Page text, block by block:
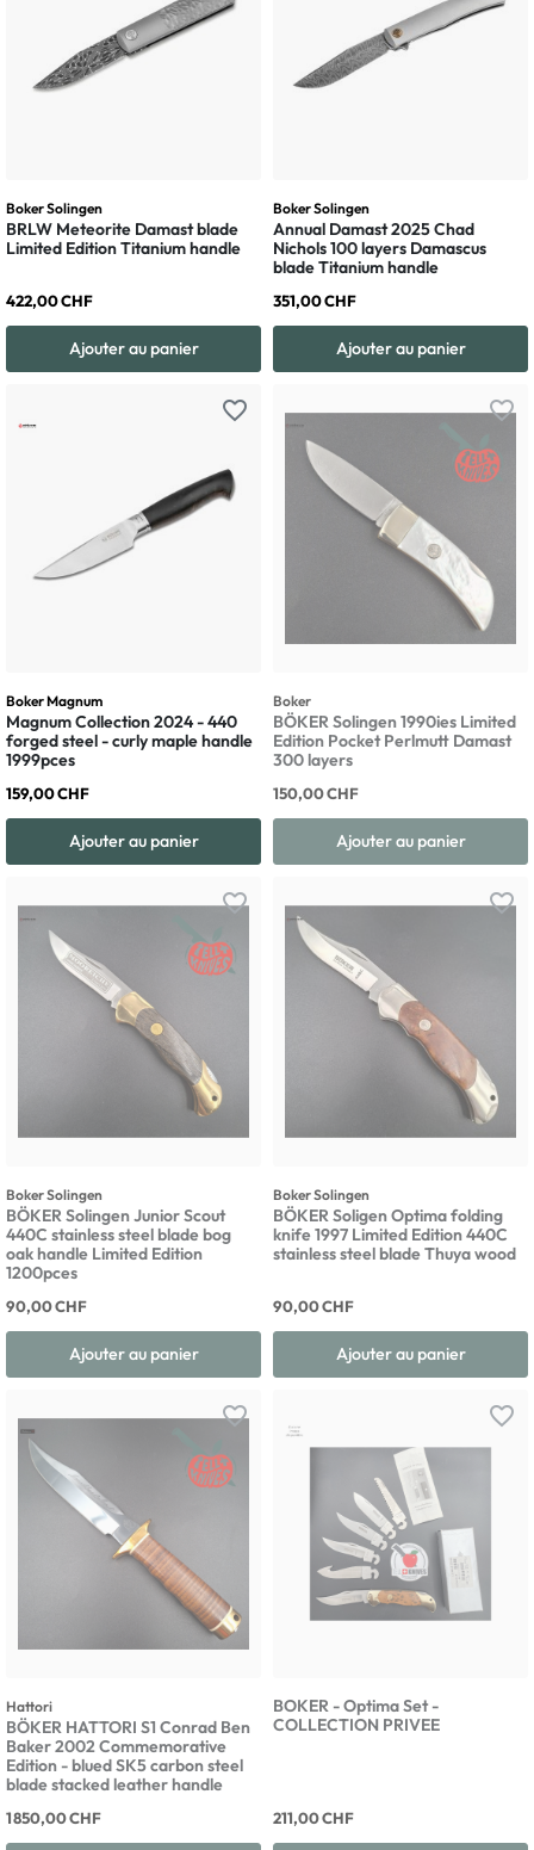
Boker Solingen
BRLW Meteorite Damast blade
Limited Edition Titanium handle
422,00 CHF
Ajouter au panier
Boker Solingen
Annual Damast 2025 Chad
Nichols 100 layers Damascus
blade Titanium handle
351,00 CHF
Ajouter au panier
favorite_border
Boker Magnum
Magnum Collection 2024 - 440
forged steel - curly maple handle
1999pces
159,00 CHF
Ajouter au panier
favorite_border
Boker
BÖKER Solingen 1990ies Limited
Edition Pocket Perlmutt Damast
300 layers
150,00 CHF
Ajouter au panier
favorite_border
Boker Solingen
BÖKER Solingen Junior Scout
440C stainless steel blade bog
oak handle Limited Edition
1200pces
90,00 CHF
Ajouter au panier
favorite_border
Boker Solingen
BÖKER Soligen Optima folding
knife 1997 Limited Edition 440C
stainless steel blade Thuya wood
90,00 CHF
Ajouter au panier
favorite_border
Hattori
BÖKER HATTORI S1 Conrad Ben
Baker 2002 Commemorative
Edition - blued SK5 carbon steel
blade stacked leather handle
1 850,00 CHF
favorite_border
BOKER - Optima Set -
COLLECTION PRIVEE
211,00 CHF